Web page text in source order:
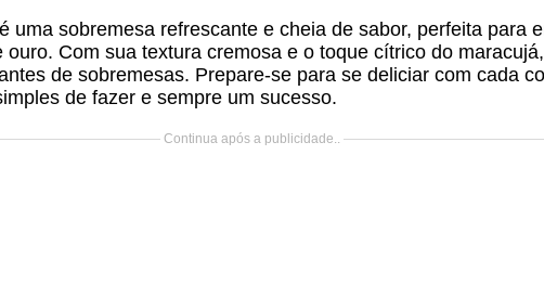
uma sobremesa refrescante e cheia de sabor, perfeita para
ouro. Com sua textura cremosa e o toque cítrico do
de sobremesas. Prepare-se para se deliciar com cada
de fazer e sempre um sucesso.
Continua após a publicidade..